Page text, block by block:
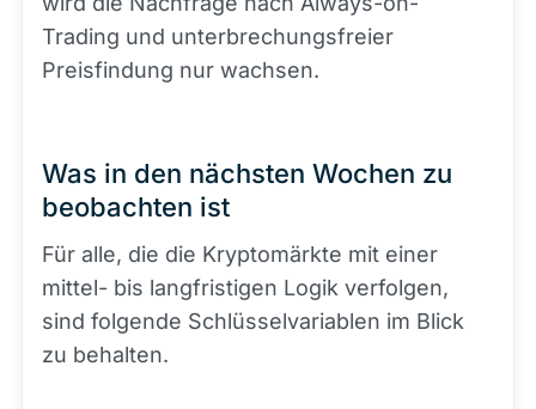
Trading und unterbrechungsfreier
Preisfindung nur wachsen.
Was in den nächsten Wochen zu
beobachten ist
Für alle, die die Kryptomärkte mit einer
mittel- bis langfristigen Logik verfolgen,
sind folgende Schlüsselvariablen im Blick
zu behalten.